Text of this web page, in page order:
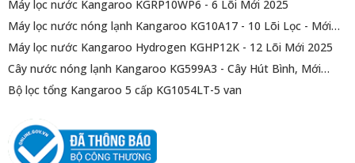
Máy lọc nước Kangaroo KGRP10WP6 - 6 Lõi Mới 2025
Máy lọc nước nóng lạnh Kangaroo KG10A17 - 10 Lõi Lọc - Mới
2025
Máy lọc nước Kangaroo Hydrogen KGHP12K - 12 Lõi Mới 2025
Cây nước nóng lạnh Kangaroo KG599A3 - Cây Hút Bình, Mới
2025
Bộ lọc tổng Kangaroo 5 cấp KG1054LT-5 van